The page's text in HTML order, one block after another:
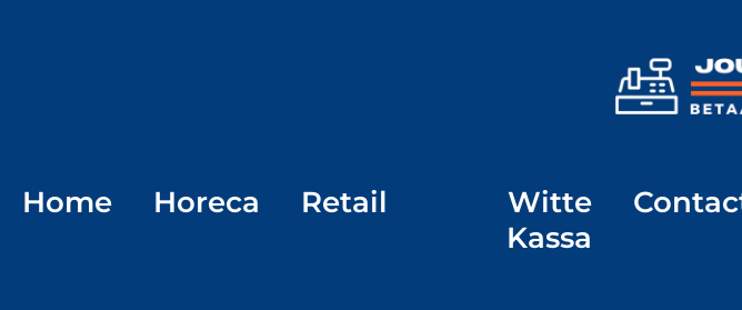
Home Horeca Retail
Witte
Kassa